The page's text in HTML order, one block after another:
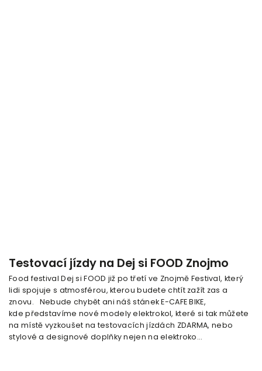
Testovací jízdy na Dej si FOOD Znojmo
Food festival Dej si FOOD již po třetí ve Znojmě Festival, který
lidi spojuje s atmosférou, kterou budete chtít zažít zas a
znovu. Nebude chybět ani náš stánek E-CAFE BIKE,
kde představíme nové modely elektrokol, které si tak můžete
na místě vyzkoušet na testovacích jízdách ZDARMA, nebo
stylové a designové doplňky nejen na elektroko...